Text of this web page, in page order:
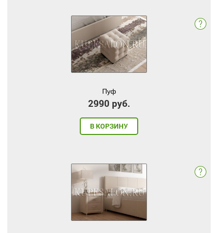
Пуф
2990 руб.
В КОРЗИНУ